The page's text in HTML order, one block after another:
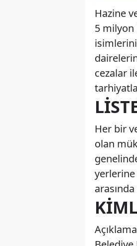
Hazine
5 milyon
cezalar
Her bir
olan
yerlerine